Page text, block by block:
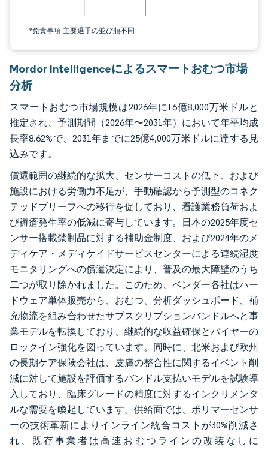
*免責事項:主要選手の並び順不同
Mordor Intelligenceによるスマートおむつ市場
分析
スマートおむつ市場規模は2026年に16億8,000万米ドルと
推定され、予測期間（2026年〜2031年）において年平均成
長率8.62%で、2031年までに25億4,000万米ドルに達する見
込みです。
償還範囲の継続的な拡大、センサーコストの低下、および
施設における労働力不足が、手動確認から予測型のコネク
テッドブリーフへの移行を促しており、看護業務負荷およ
び褥瘡発生率の低減に寄与しています。日本の2025年度セ
ンサー搭載禁制品に対する補助金制度、および2024年のメ
ディケア・メディケイドサービスセンターによる連続湿度
モニタリングへの償還決定により、普及の最大障壁のうち
二つが取り除かれました。このため、ベンダー各社はハー
ドウェア単体販売から、おむつ、分析ダッシュボード、補
充物流を組み合わせたサブスクリプションバンドルへと事
業モデルを転換しており、継続的な収益確保とバイヤーの
ロックイン強化を図っています。同時に、北米および欧州
の長期ケア保険会社は、皮膚の整合性に関するイベント削
減に対して施設を評価するバンドル支払いモデルを試験導
入しており、臨床グレードの精度に対するインクリメンタ
ルな需要を喚起しています。供給面では、ポリマーセンサ
ーの技術革新によりインライン統合コストが30%削減さ
れ、既存事業者は高速おむつラインの改装なしに